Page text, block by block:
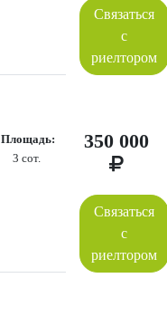
Связаться
с
риелтором
Площадь:
3 сот.
350 000
Связаться
с
риелтором